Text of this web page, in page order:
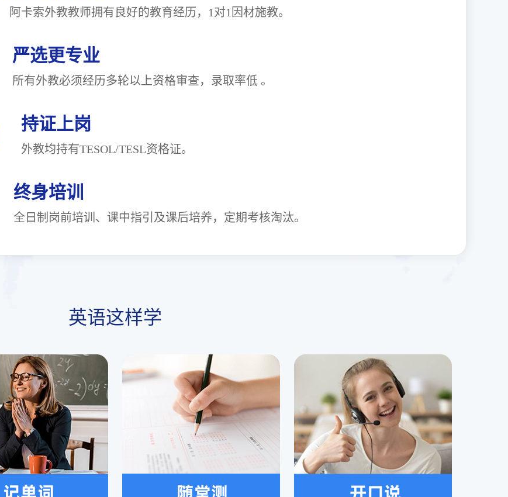
阿卡索外教教师拥有良好的教育经历，1对1因材施教。
严选更专业
所有外教必须经历多轮以上资格审查，录取率低 。
持证上岗
外教均持有TESOL/TESL资格证。
终身培训
全日制岗前培训、课中指引及课后培养，定期考核淘汰。
英语这样学